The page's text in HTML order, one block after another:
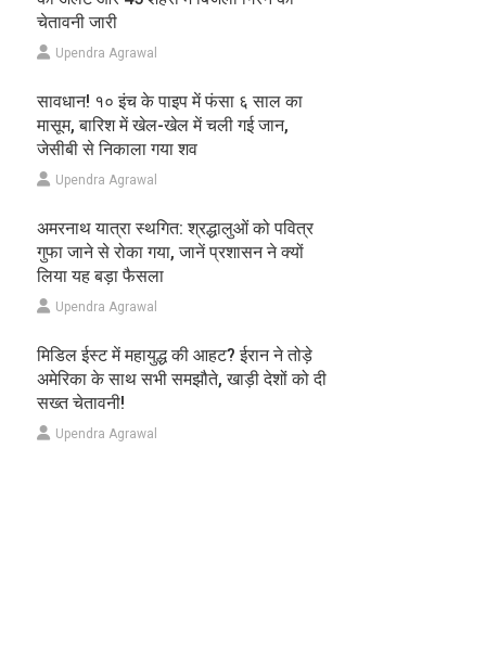
चेतावनी जारी
Upendra Agrawal
सावधान! १० इंच के पाइप में फंसा ६ साल का
मासूम, बारिश में खेल-खेल में चली गई जान,
जेसीबी से निकाला गया शव
Upendra Agrawal
अमरनाथ यात्रा स्थगित: श्रद्धालुओं को पवित्र
गुफा जाने से रोका गया, जानें प्रशासन ने क्यों
लिया यह बड़ा फैसला
Upendra Agrawal
मिडिल ईस्ट में महायुद्ध की आहट? ईरान ने तोड़े
अमेरिका के साथ सभी समझौते, खाड़ी देशों को दी
सख्त चेतावनी!
Upendra Agrawal